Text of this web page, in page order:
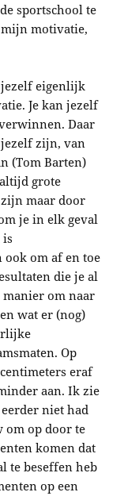
sportschool te
motivatie,
eigenlijk
Je kan jezelf
Daar
jezelf zijn, van
(Tom Barten)
grote
maar door
je in elk geval
is
om af en toe
die je al
manier om naar
wat er (nog)
Op
eraf
aan. Ik zie
niet had
om op door te
komen dat
te beseffen heb
op een